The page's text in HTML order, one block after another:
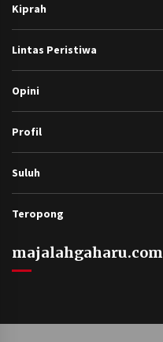
Kiprah
Lintas Peristiwa
Opini
Profil
Suluh
Teropong
majalahgaharu.com